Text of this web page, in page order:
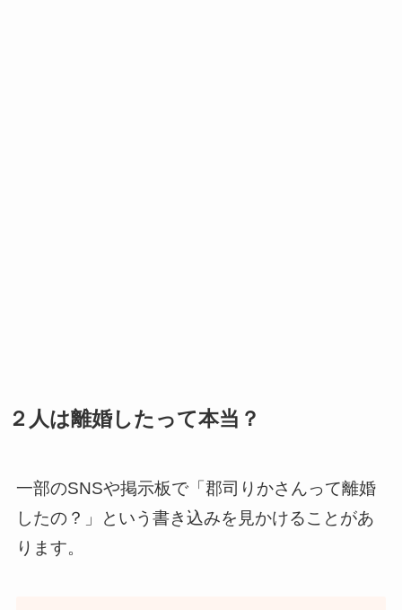
２人は離婚したって本当？
一部のSNSや掲示板で「郡司りかさんって離婚
したの？」という書き込みを見かけることがあ
ります。